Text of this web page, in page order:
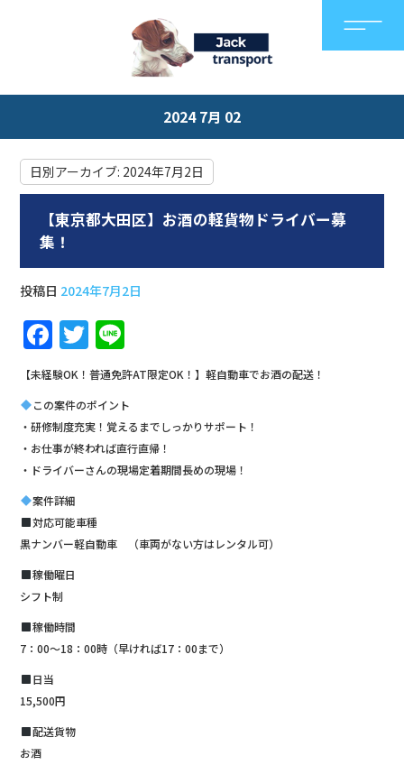
2024 7月 02
日別アーカイブ: 2024年7月2日
【東京都大田区】お酒の軽貨物ドライバー募
集！
投稿日 2024年7月2日
F
a
c
e
b
o
o
k
T
w
it
te
r
n
e
【未経験OK！普通免許AT限定OK！】軽自動車でお酒の配送！
この案件のポイント
・研修制度充実！覚えるまでしっかりサポート！
・お仕事が終われば直行直帰！
・ドライバーさんの現場定着期間長めの現場！
案件詳細
対応可能車種
黒ナンバー軽自動車 （車両がない方はレンタル可）
稼働曜日
シフト制
稼働時間
7：00〜18：00時（早ければ17：00まで）
日当
15,500円
配送貨物
お酒